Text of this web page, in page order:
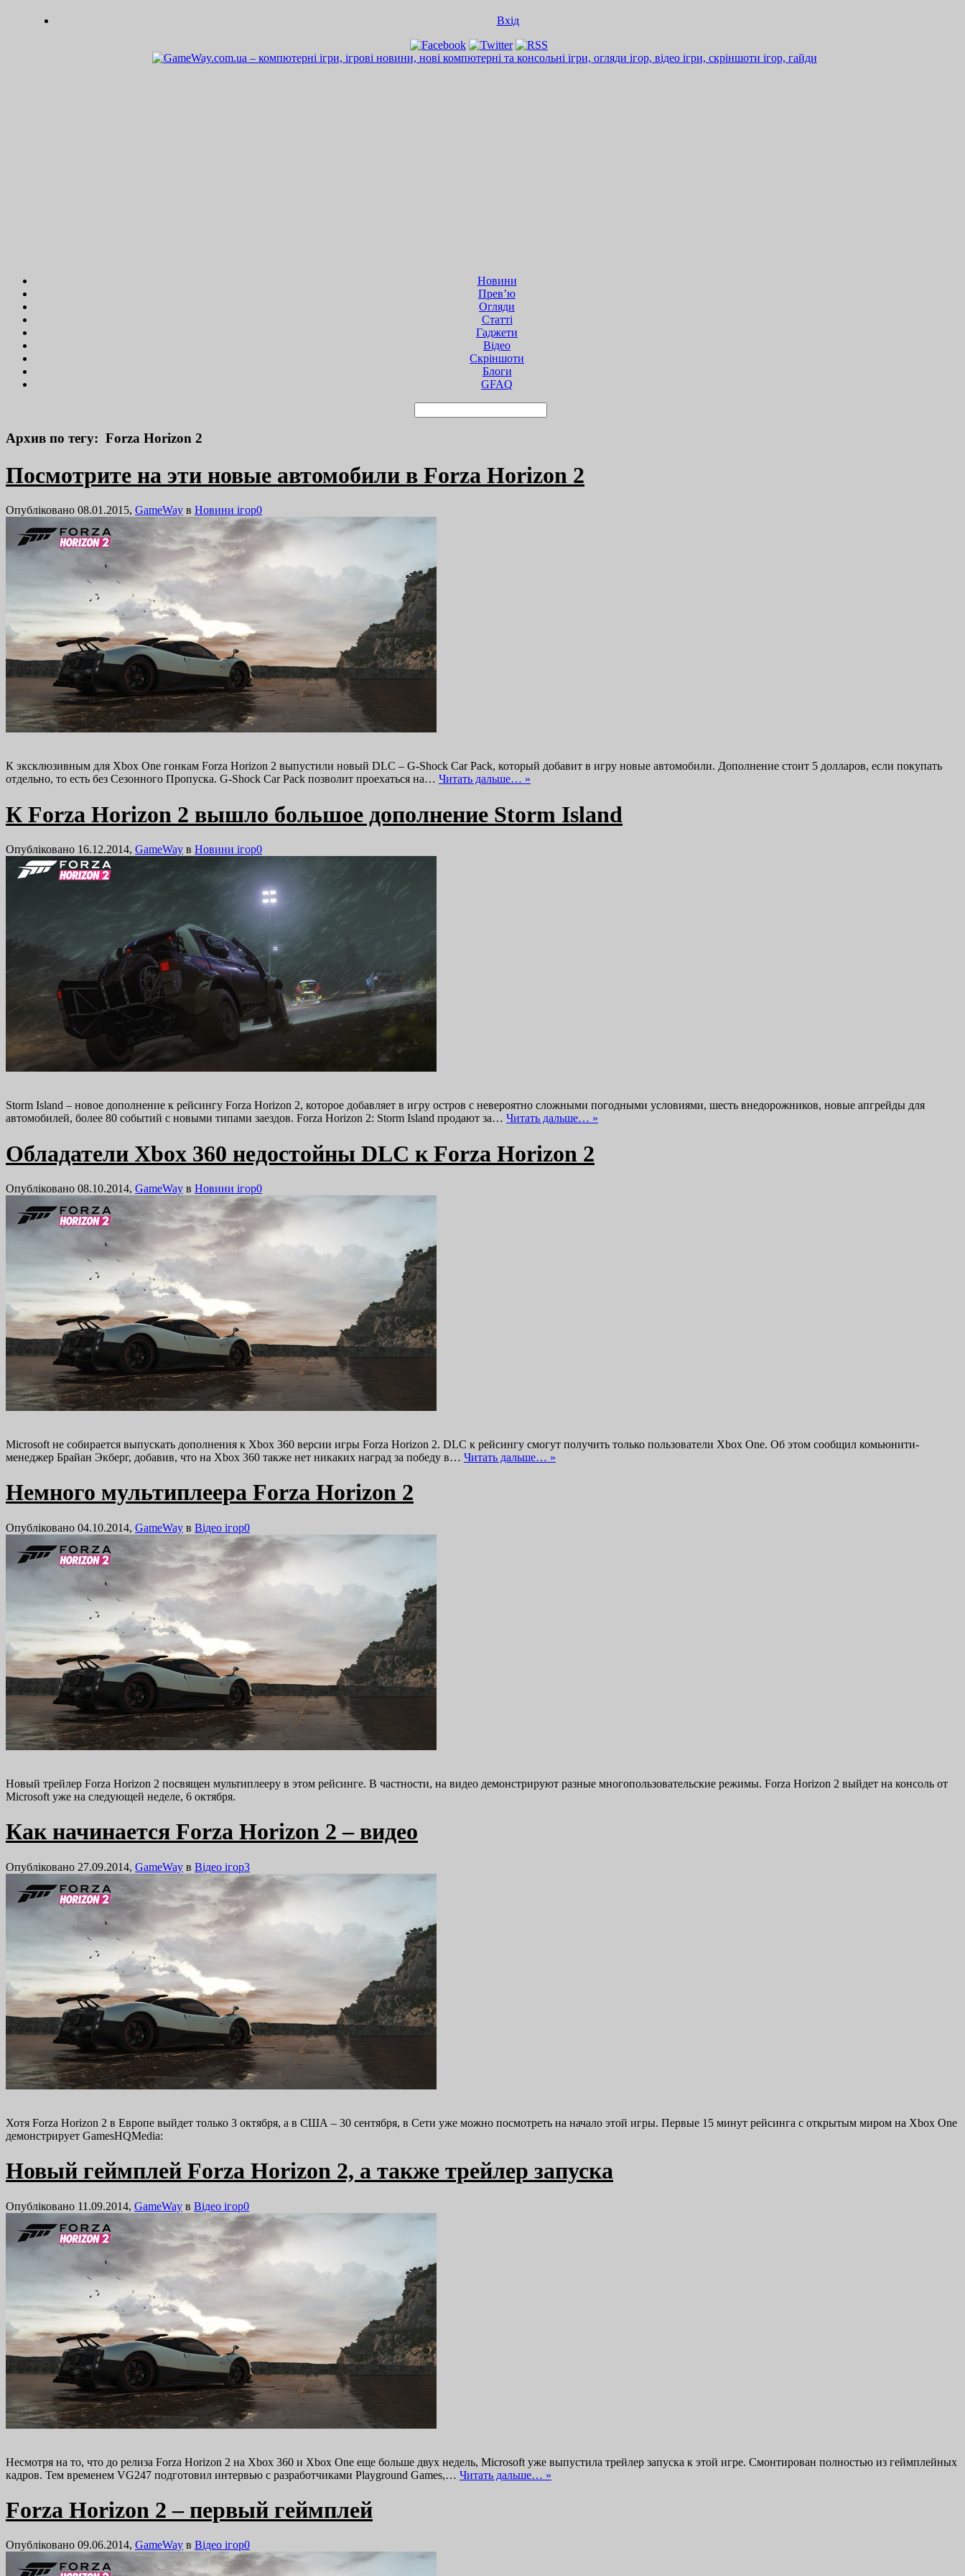
Вхід
Новини
Прев’ю
Огляди
Статті
Гаджети
Відео
Cкріншоти
Блоги
GFAQ
Архив по тегу: Forza Horizon 2
Посмотрите на эти новые автомобили в Forza Horizon 2
Опубліковано 08.01.2015, GameWay в Новини ігор0
К эксклюзивным для Xbox One гонкам Forza Horizon 2 выпустили новый DLC – G-Shock Car Pack, который добавит в игру новые автомобили. Дополнение стоит 5 долларов, если покупать
отдельно, то есть без Сезонного Пропуска. G-Shock Car Pack позволит проехаться на… Читать дальше… »
К Forza Horizon 2 вышло большое дополнение Storm Island
Опубліковано 16.12.2014, GameWay в Новини ігор0
Storm Island – новое дополнение к рейсингу Forza Horizon 2, которое добавляет в игру остров с невероятно сложными погодными условиями, шесть внедорожников, новые апгрейды для
автомобилей, более 80 событий с новыми типами заездов. Forza Horizon 2: Storm Island продают за… Читать дальше… »
Обладатели Xbox 360 недостойны DLC к Forza Horizon 2
Опубліковано 08.10.2014, GameWay в Новини ігор0
Microsoft не собирается выпускать дополнения к Xbox 360 версии игры Forza Horizon 2. DLC к рейсингу смогут получить только пользователи Xbox One. Об этом сообщил комьюнити-
менеджер Брайан Экберг, добавив, что на Xbox 360 также нет никаких наград за победу в… Читать дальше… »
Немного мультиплеера Forza Horizon 2
Опубліковано 04.10.2014, GameWay в Відео ігор0
Новый трейлер Forza Horizon 2 посвящен мультиплееру в этом рейсинге. В частности, на видео демонстрируют разные многопользовательские режимы. Forza Horizon 2 выйдет на консоль от
Microsoft уже на следующей неделе, 6 октября.
Как начинается Forza Horizon 2 – видео
Опубліковано 27.09.2014, GameWay в Відео ігор3
Хотя Forza Horizon 2 в Европе выйдет только 3 октября, а в США – 30 сентября, в Сети уже можно посмотреть на начало этой игры. Первые 15 минут рейсинга с открытым миром на Xbox One
демонстрирует GamesHQMedia:
Новый геймплей Forza Horizon 2, а также трейлер запуска
Опубліковано 11.09.2014, GameWay в Відео ігор0
Несмотря на то, что до релиза Forza Horizon 2 на Xbox 360 и Xbox One еще больше двух недель, Microsoft уже выпустила трейлер запуска к этой игре. Смонтирован полностью из геймплейных
кадров. Тем временем VG247 подготовил интервью с разработчиками Playground Games,… Читать дальше… »
Forza Horizon 2 – первый геймплей
Опубліковано 09.06.2014, GameWay в Відео ігор0